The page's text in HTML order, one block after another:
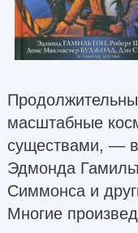
масштабные
существами, —
Эдмонда
Симмонса и
Многие